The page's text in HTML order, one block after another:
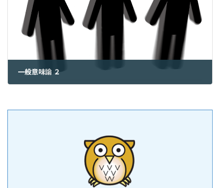
一般意味論 ２